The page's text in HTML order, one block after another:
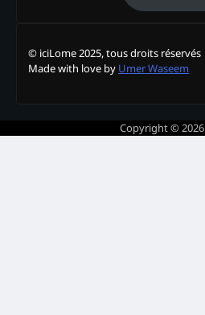
© iciLome 2025, tous droits réservés
Made with love by Umer Waseem
Copyright © 2026